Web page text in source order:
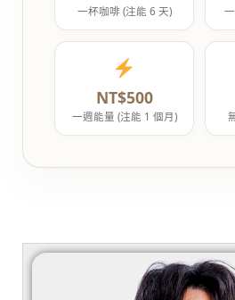
一杯咖啡 (注能 6 天)
NT$500
一週能量 (注能 1 個月)